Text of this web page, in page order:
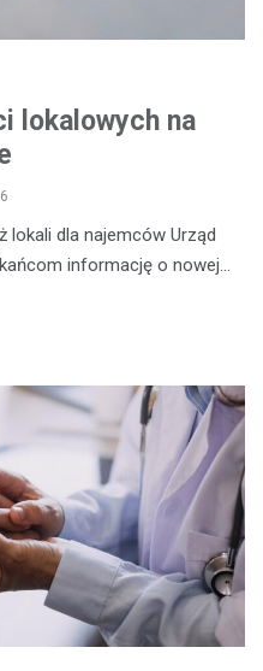
lokalowych na
lokali dla najemców Urząd
informację o nowej…